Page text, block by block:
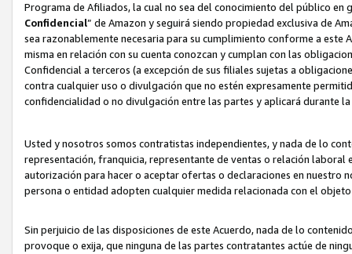
Programa de Afiliados, la cual no sea del conocimiento del público
Confidencial” de Amazon y seguirá siendo propiedad exclusiva de
sea razonablemente necesaria para su cumplimiento conforme a
misma en relación con su cuenta conozcan y cumplan con las
Confidencial a terceros (a excepción de sus filiales sujetas a
contra cualquier uso o divulgación que no estén expresamente
confidencialidad o no divulgación entre las partes y aplicará durante
Usted y nosotros somos contratistas independientes, y nada de lo
representación, franquicia, representante de ventas o relación
autorización para hacer o aceptar ofertas o declaraciones en nuestro
persona o entidad adopten cualquier medida relacionada con el
Sin perjuicio de las disposiciones de este Acuerdo, nada de lo
provoque o exija, que ninguna de las partes contratantes actúe de